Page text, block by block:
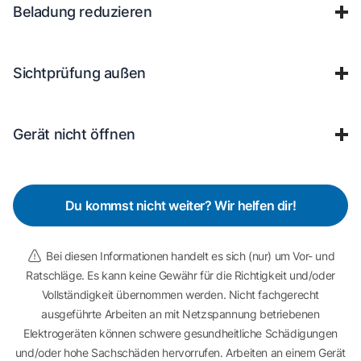
Beladung reduzieren
Sichtprüfung außen
Gerät nicht öffnen
Du kommst nicht weiter? Wir helfen dir!
Bei diesen Informationen handelt es sich (nur) um Vor- und
Ratschläge. Es kann keine Gewähr für die Richtigkeit und/oder
Vollständigkeit übernommen werden. Nicht fachgerecht
ausgeführte Arbeiten an mit Netzspannung betriebenen
Elektrogeräten können schwere gesundheitliche Schädigungen
und/oder hohe Sachschäden hervorrufen. Arbeiten an einem Gerät